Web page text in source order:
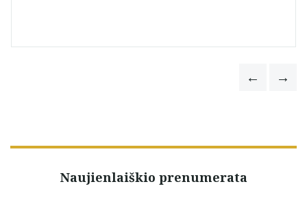
Naujienlaiškio prenumerata